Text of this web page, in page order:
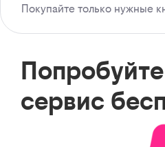
Покупайте только нужные
сервис